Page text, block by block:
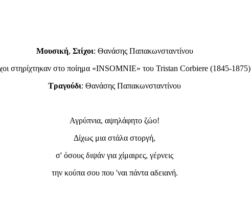
Μουσική, Στίχοι: Θανάσης Παπακωνσταντίνου
στηρίχτηκαν στο ποίημα «INSOMNIE» του Tristan Corbiere (1845-1875)
Τραγούδι: Θανάσης Παπακωνσταντίνου
Αγρύπνια, αψηλάφητο ζώο!
Δίχως μια στάλα στοργή,
σ' όσους διψάν για χίμαιρες, γέρνεις
την κούπα σου που 'ναι πάντα αδειανή.